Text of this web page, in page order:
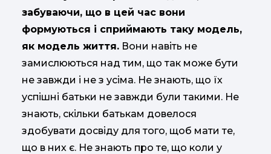
забуваючи, що в цей час вони
формуються і сприймають таку модель,
як модель життя. Вони навіть не
замислюються над тим, що так може бути
не завжди і не з усіма. Не знають, що їх
успішні батьки не завжди були такими. Не
знають, скільки батькам довелося
здобувати досвіду для того, щоб мати те,
що в них є. Не знають про те, що коли у